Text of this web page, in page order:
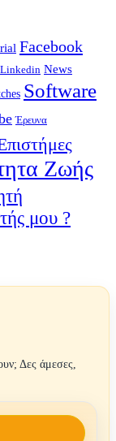
Facebook
Linkedin News
Software
Έρευνα
Ζωής
μου ?
Δες άμεσες,